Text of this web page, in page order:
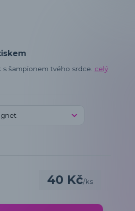
šampionem tvého srdce. celý
40 Kč/ks